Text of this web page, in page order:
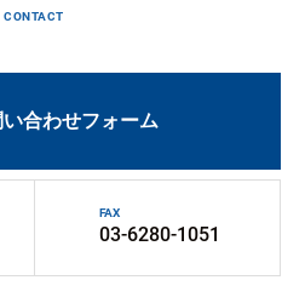
CONTACT
い合わせフォーム
FAX
03-6280-1051